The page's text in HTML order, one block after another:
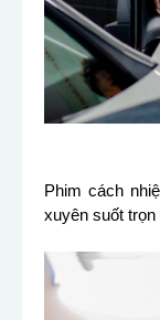
Phim cách
xuyên suốt